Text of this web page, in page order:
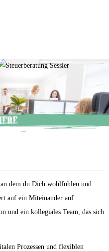
dem du Dich wohlfühlen und
auf ein Miteinander auf
und ein kollegiales Team, das sich
Prozessen und flexiblen